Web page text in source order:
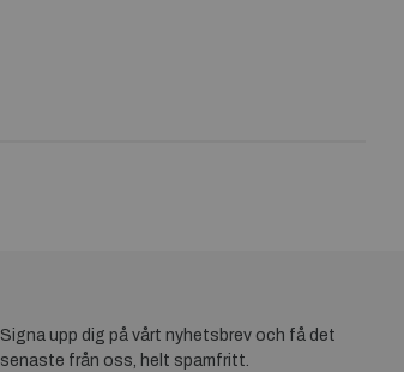
Signa upp dig på vårt nyhetsbrev och få det
senaste från oss, helt spamfritt.